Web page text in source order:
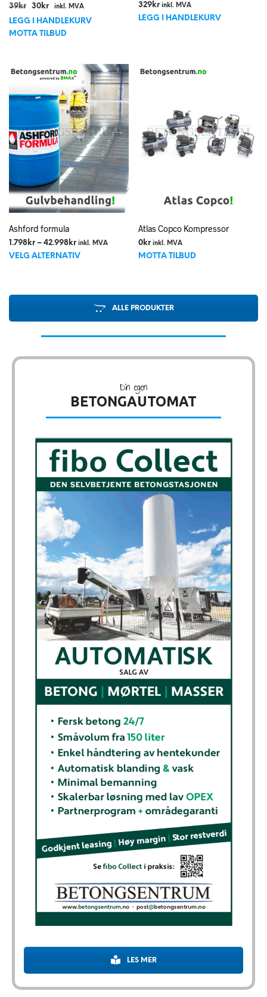
39kr
Opprinnelig
pris
30 kr
Nåværende
pris
inkl. MVA
LEGG I HANDLEKURV
MOTTA TILBUD
329 kr inkl. MVA
LEGG I HANDLEKURV
Ashford formula
1.798 kr – 42.998 krPrisområde:
1.798kr
inkl. MVA
VELG ALTERNATIV
Dette
varianter.
på
Atlas Copco Kompressor
0 kr inkl. MVA
MOTTA TILBUD
ALLE PRODUKTER
Din egen
BETONGAUTOMAT
LES MER